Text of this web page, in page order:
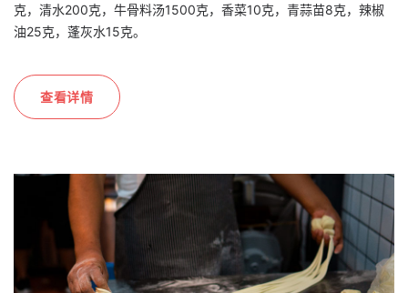
克，清水200克，牛骨料汤1500克，香菜10克，青蒜苗8克，辣椒
油25克，蓬灰水15克。
查看详情